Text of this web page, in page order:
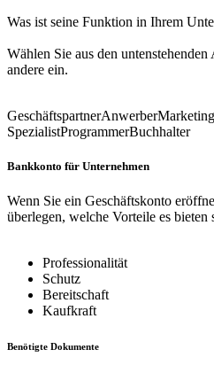
Was ist seine Funktion in Ihrem
Wählen Sie aus den
andere ein.
GeschäftspartnerAnwerber
SpezialistProgrammerBuchhalter
Bankkonto für Unternehmen
Wenn Sie ein Geschäftskonto
überlegen, welche Vorteile es bieten
Professionalität
Schutz
Bereitschaft
Kaufkraft
Benötigte Dokumente